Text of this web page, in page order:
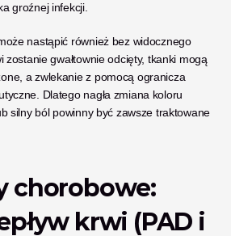
groźnej infekcji.
nastąpić również bez widocznego
zostanie gwałtownie odcięty, tkanki mogą
a zwlekanie z pomocą ogranicza
Dlatego nagła zmiana koloru
silny ból powinny być zawsze traktowane
chorobowe:
krwi (PAD i